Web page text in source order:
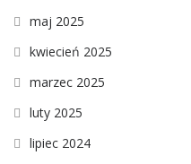
maj 2025
kwiecień 2025
marzec 2025
luty 2025
lipiec 2024